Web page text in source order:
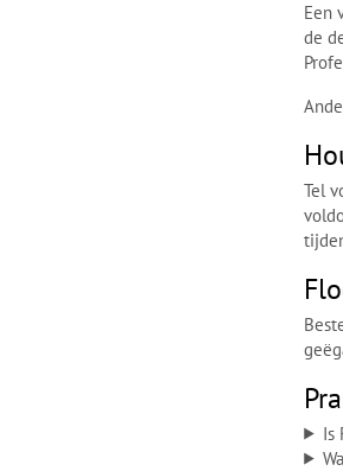
Een
de
Tel
Is